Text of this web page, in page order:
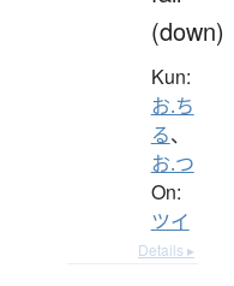
(down)
Kun:
お.ち
る、
お.つ
On:
ツイ
Details ▸